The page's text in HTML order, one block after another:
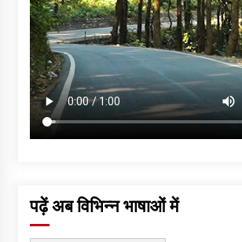
पढ़ें अब विभिन्न भाषाओं में